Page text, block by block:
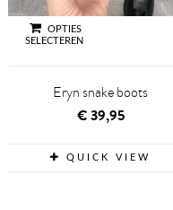
OPTIES
SELECTEREN
Eryn snake boots
€39,95
QUICK VIEW